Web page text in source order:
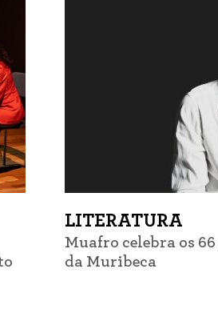
LITERATURA
Muafro celebra os
da Muribeca